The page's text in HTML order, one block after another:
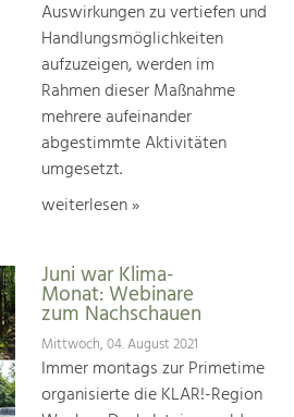
Auswirkungen zu vertiefen und
Handlungsmöglichkeiten
aufzuzeigen, werden im
Rahmen dieser Maßnahme
mehrere aufeinander
abgestimmte Aktivitäten
umgesetzt.
weiterlesen »
Juni war Klima-
Monat: Webinare
zum Nachschauen
Mittwoch, 04. August 2021
Immer montags zur Primetime
organisierte die KLAR!-Region